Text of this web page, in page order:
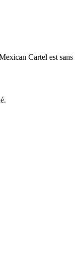
Cartel est